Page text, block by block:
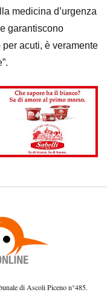
medicina d’urgenza
garantiscono
acuti, è veramente
di Ascoli Piceno n°485.